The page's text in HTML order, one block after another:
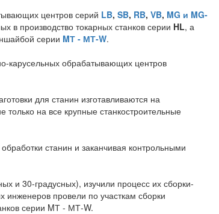
центров серий LB, SB, RB, VB, MG и MG-
в производство токарных станков серии HL, а
серии MТ - МТ-W.
карусельных обрабатывающих центров
для станин изготавливаются на
на все крупные станкостроительные
станин и заканчивая контрольными
и 30-градусных), изучили процесс их сборки-
инженеров провели по участкам сборки
серии MТ - МТ-W.